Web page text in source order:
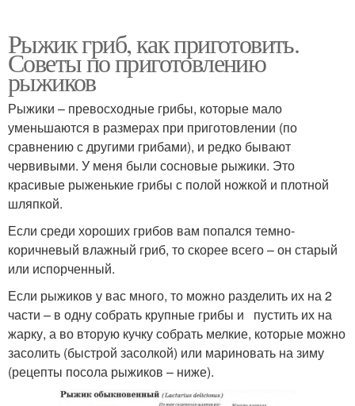
Рыжик гриб, как приготовить.
Советы по приготовлению
рыжиков
Рыжики – превосходные грибы, которые мало
уменьшаются в размерах при приготовлении (по
сравнению с другими грибами), и редко бывают
червивыми. У меня были сосновые рыжики. Это
красивые рыженькие грибы с полой ножкой и плотной
шляпкой.
Если среди хороших грибов вам попался темно-
коричневый влажный гриб, то скорее всего – он старый
или испорченный.
Если рыжиков у вас много, то можно разделить их на 2
части – в одну собрать крупные грибы и пустить их на
жарку, а во вторую кучку собрать мелкие, которые можно
засолить (быстрой засолкой) или мариновать на зиму
(рецепты посола рыжиков – ниже).